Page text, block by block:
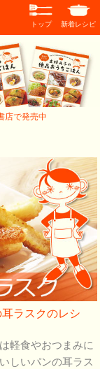
新着レシピ
トップ
店で発売中
ラスクのレシ
軽食やおつまみに
しいパンの耳ラス